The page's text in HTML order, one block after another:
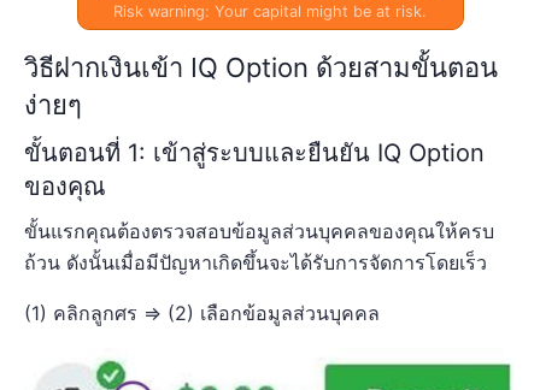
Risk warning: Your capital might be at risk.
วิธีฝากเงินเข้า IQ Option ด้วยสามขั้นตอน
ง่ายๆ
ขั้นตอนที่ 1: เข้าสู่ระบบและยืนยัน IQ Option
ของคุณ
ขั้นแรกคุณต้องตรวจสอบข้อมูลส่วนบุคคลของคุณให้ครบ
ถ้วน ดังนั้นเมื่อมีปัญหาเกิดขึ้นจะได้รับการจัดการโดยเร็ว
(1) คลิกลูกศร => (2) เลือกข้อมูลส่วนบุคคล